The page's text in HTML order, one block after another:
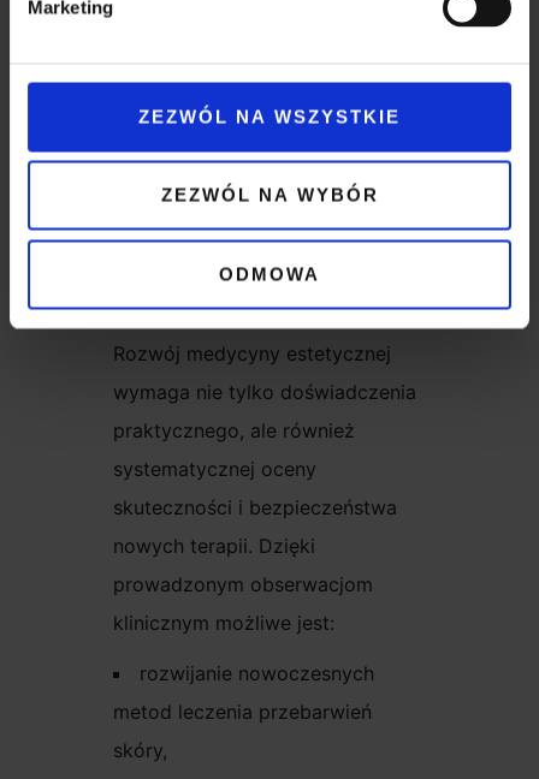
Marketing
ZEZWÓL NA WSZYSTKIE
ZEZWÓL NA WYBÓR
ODMOWA
odrębnymi zgodami uczestników.
Dlaczego
prowadzimy
programy
badawcze?
Rozwój medycyny estetycznej
wymaga nie tylko doświadczenia
praktycznego, ale również
systematycznej oceny
skuteczności i bezpieczeństwa
nowych terapii. Dzięki
prowadzonym obserwacjom
klinicznym możliwe jest:
rozwijanie nowoczesnych
metod leczenia przebarwień
skóry,